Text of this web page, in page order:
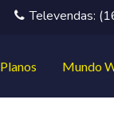
Televendas:
Planos Mundo